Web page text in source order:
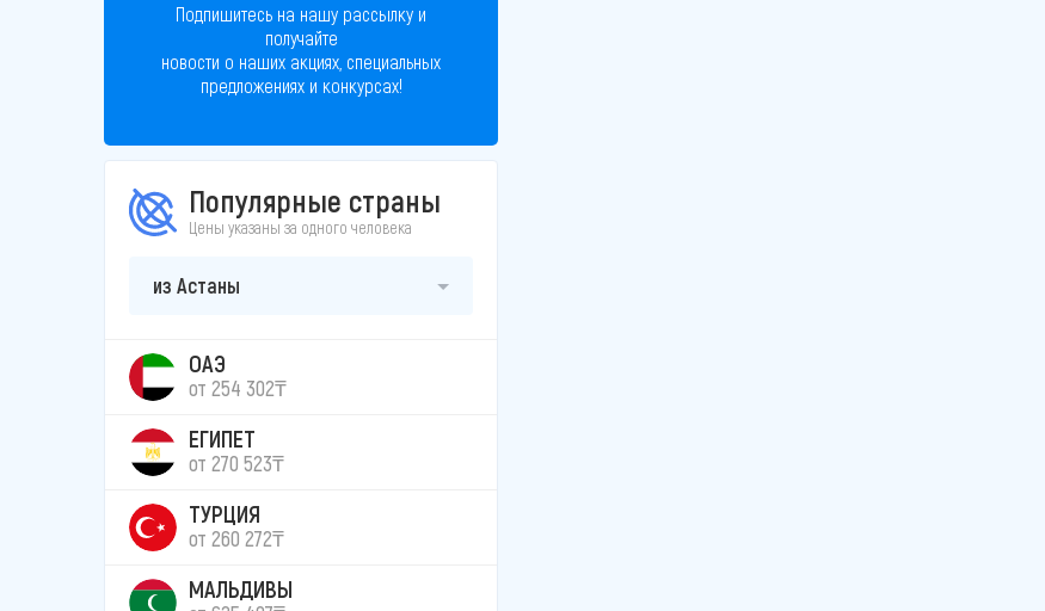
Подпишитесь на нашу рассылку и
получайте
новости о наших акциях, специальных
предложениях и конкурсах!
Популярные страны
Цены указаны за одного человека
из Астаны
ОАЭ
от 254 302₸
ЕГИПЕТ
от 270 523₸
ТУРЦИЯ
от 260 272₸
МАЛЬДИВЫ